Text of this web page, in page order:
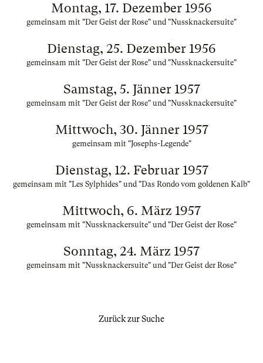
Montag, 17. Dezember 1956
gemeinsam mit "Der Geist der Rose" und "Nussknackersuite"
Dienstag, 25. Dezember 1956
gemeinsam mit "Der Geist der Rose" und "Nussknackersuite"
Samstag, 5. Jänner 1957
gemeinsam mit "Der Geist der Rose" und "Nussknackersuite"
Mittwoch, 30. Jänner 1957
gemeinsam mit "Josephs-Legende"
Dienstag, 12. Februar 1957
gemeinsam mit "Les Sylphides" und "Das Rondo vom goldenen Kalb"
Mittwoch, 6. März 1957
gemeinsam mit "Nussknackersuite" und "Der Geist der Rose"
Sonntag, 24. März 1957
gemeinsam mit "Nussknackersuite" und "Der Geist der Rose"
Zurück zur Suche